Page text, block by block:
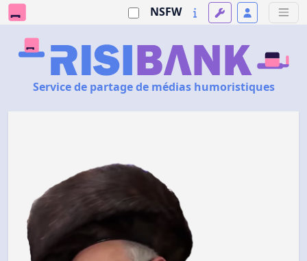
NSFW
Service de partage de médias humoristiques